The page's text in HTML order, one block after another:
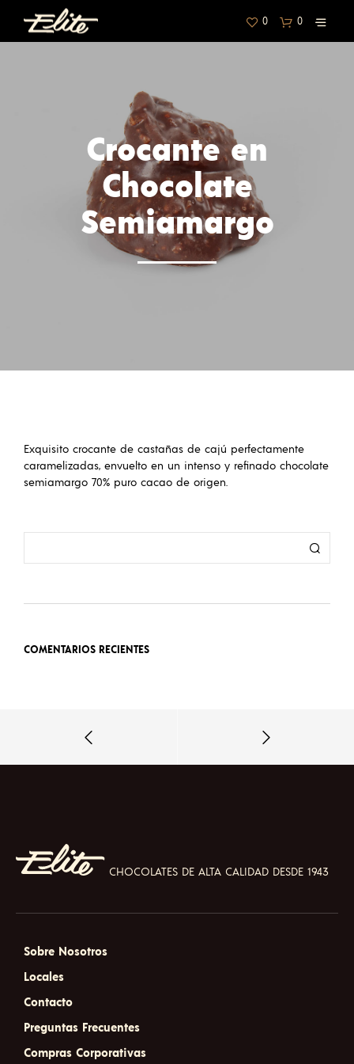
0 0
Crocante en
Chocolate
Semiamargo
Exquisito crocante de castañas de cajú perfectamente
caramelizadas, envuelto en un intenso y refinado chocolate
semiamargo 70% puro cacao de origen.
COMENTARIOS RECIENTES
CHOCOLATES DE ALTA CALIDAD DESDE 1943
Sobre Nosotros
Locales
Contacto
Preguntas Frecuentes
Compras Corporativas